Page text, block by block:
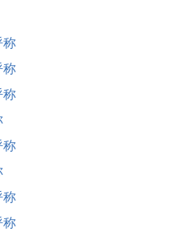
称
称
称
称
称
称